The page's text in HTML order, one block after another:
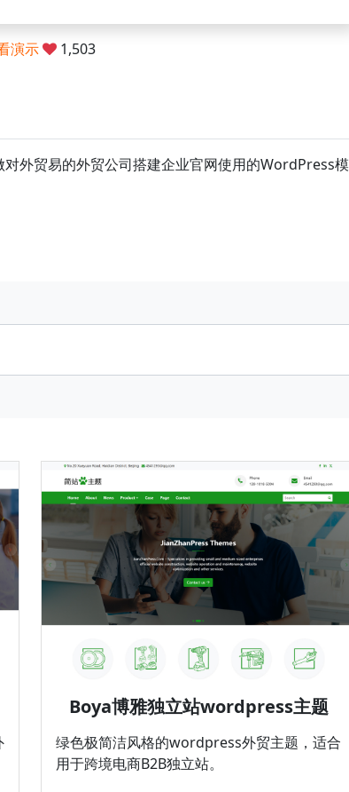
演示 1,503
外贸易的外贸公司搭建企业官网使用的WordPress模
Boya博雅独立站wordpress主题
绿色极简洁风格的wordpress外贸主题，适合
用于跨境电商B2B独立站。